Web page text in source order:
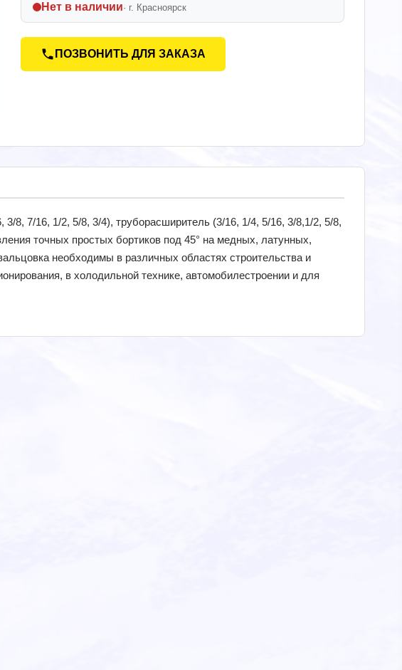
Нет в наличии· г. Красноярск
ПОЗВОНИТЬ ДЛЯ ЗАКАЗА
8, 7/16, 1/2, 5/8, 3/4), труборасширитель (3/16, 1/4, 5/16, 3/8,1/2, 5/8,
точных простых бортиков под 45° на медных, латунных,
необходимы в различных областях строительства и
в холодильной технике, автомобилестроении и для